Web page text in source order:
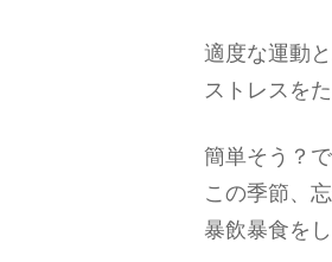
適度な運動
ストレスを
簡単そう？
この季節、
暴飲暴食を